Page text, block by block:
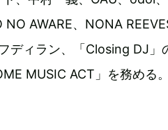
AWARE、NONA
ディラン、「Closing DJ」
MUSIC ACT」を務める